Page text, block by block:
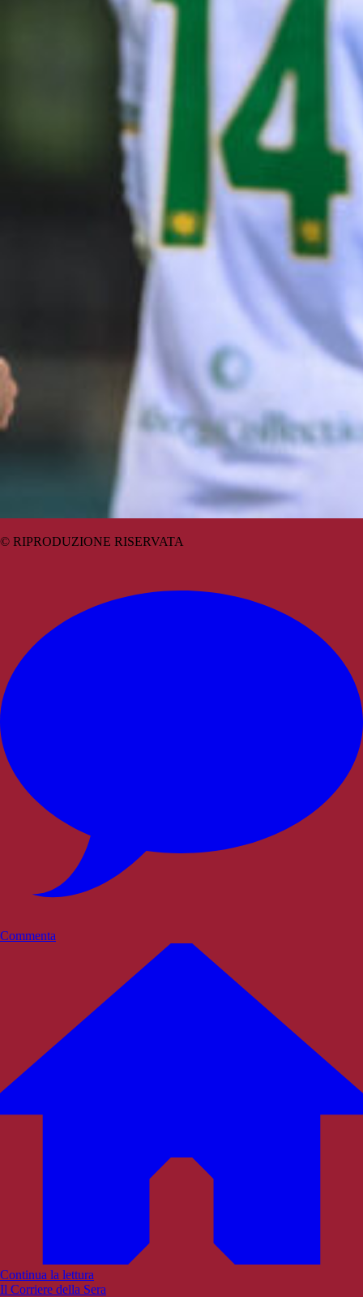
© RIPRODUZIONE RISERVATA
Commenta
Continua la lettura
Il Corriere della Sera